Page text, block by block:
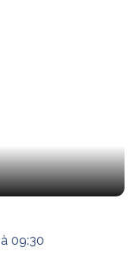
09:30